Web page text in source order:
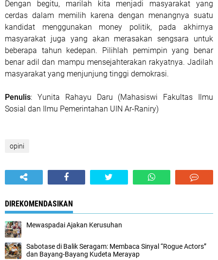
Dengan begitu, marilah kita menjadi masyarakat yang
cerdas dalam memilih karena dengan menangnya suatu
kandidat menggunakan money politik, pada akhirnya
masyarakat juga yang akan merasakan sengsara untuk
beberapa tahun kedepan. Pilihlah pemimpin yang benar
benar adil dan mampu mensejahterakan rakyatnya. Jadilah
masyarakat yang menjunjung tinggi demokrasi.
Penulis: Yunita Rahayu Daru (Mahasiswi Fakultas Ilmu
Sosial dan Ilmu Pemerintahan UIN Ar-Raniry)
opini
DIREKOMENDASIKAN
Mewaspadai Ajakan Kerusuhan
Sabotase di Balik Seragam: Membaca Sinyal “Rogue Actors”
dan Bayang-Bayang Kudeta Merayap